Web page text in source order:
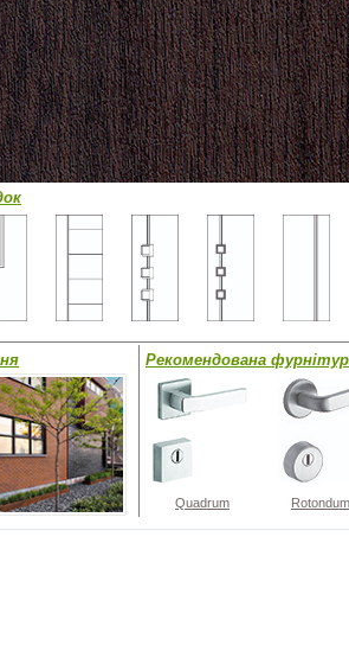
Рекомендована
Quadrum Rotondum